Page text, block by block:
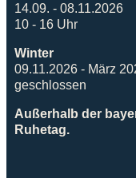
14.09. - 08.11.2026
10 - 16 Uhr
Winter
09.11.2026 - März
geschlossen
Außerhalb der
Ruhetag.